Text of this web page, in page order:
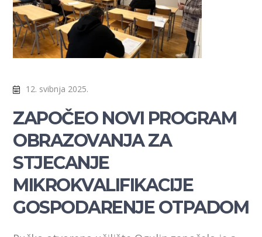
12. svibnja 2025.
ZAPOČEO NOVI PROGRAM
OBRAZOVANJA ZA
STJECANJE
MIKROKVALIFIKACIJE
GOSPODARENJE OTPADOM